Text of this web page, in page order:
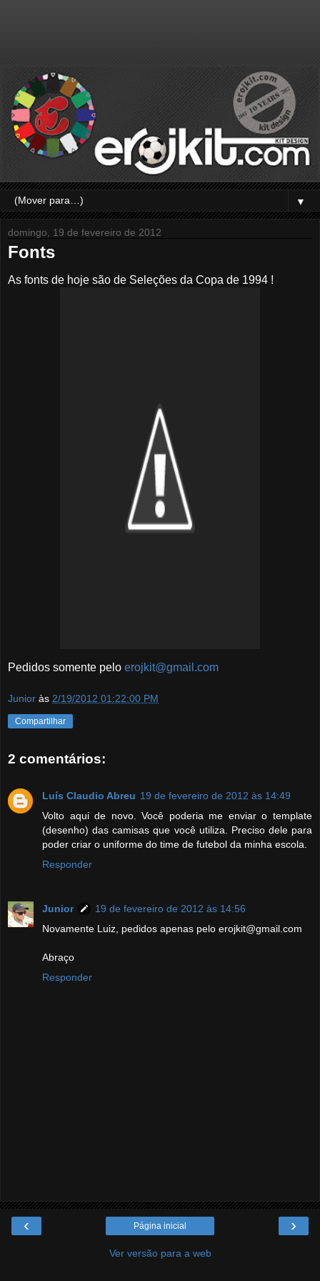
▼
domingo, 19 de fevereiro de 2012
Fonts
As fonts de hoje são de Seleções da Copa de 1994 !
Pedidos somente pelo erojkit@gmail.com
Junior às 2/19/2012 01:22:00 PM
Compartilhar
2 comentários:
Luís Claudio Abreu 19 de fevereiro de 2012 às 14:49
Volto aqui de novo. Você poderia me enviar o template
(desenho) das camisas que você utiliza. Preciso dele para
poder criar o uniforme do time de futebol da minha escola.
Responder
Junior
19 de fevereiro de 2012 às 14:56
Novamente Luiz, pedidos apenas pelo erojkit@gmail.com
Abraço
Responder
‹ ›
Página inicial
Ver versão para a web